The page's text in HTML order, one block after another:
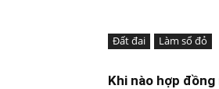
Đất đai Làm sổ đỏ
Khi nào hợp